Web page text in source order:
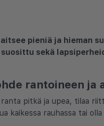
pieniä ja hieman
suosittu sekä
rantoineen ja
pitkä ja upea, tilaa
kaikessa rauhassa tai